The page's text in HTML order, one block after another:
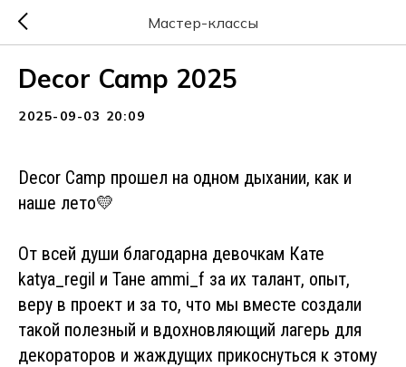
Мастер-классы
Decor Camp 2025
2025-09-03 20:09
Decor Camp прошел на одном дыхании, как и
наше лето💛
От всей души благодарна девочкам Кате
katya_regil и Тане ammi_f за их талант, опыт,
веру в проект и за то, что мы вместе создали
такой полезный и вдохновляющий лагерь для
декораторов и жаждущих прикоснуться к этому